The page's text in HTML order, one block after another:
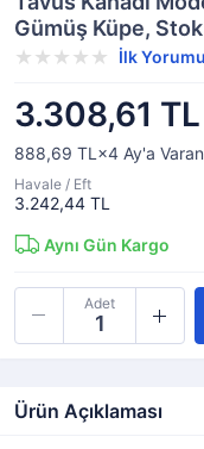
Gümüş Küpe,
İlk
3.308,61 TL
888,69 TL×4 Ay'a Varan
Havale / Eft
3.242,44 TL
Aynı Gün Kargo
Adet
Ürün Açıklaması